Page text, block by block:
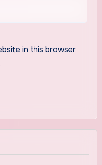
in this browser